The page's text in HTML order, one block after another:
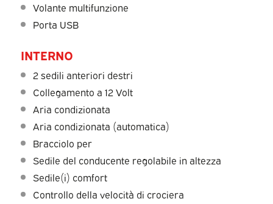
Volante multifunzione
Porta USB
INTERNO
2 sedili anteriori destri
Collegamento a 12 Volt
Aria condizionata
Aria condizionata (automatica)
Bracciolo per
Sedile del conducente regolabile in altezza
Sedile(i) comfort
Controllo della velocità di crociera